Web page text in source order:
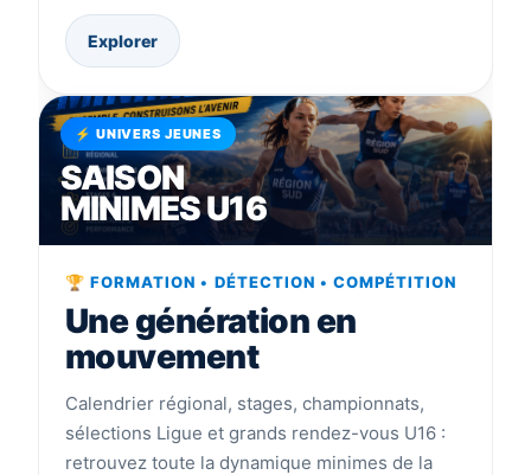
Explorer
⚡ UNIVERS JEUNES
SAISON
MINIMES U16
🏆 FORMATION • DÉTECTION • COMPÉTITION
Une génération en
mouvement
Calendrier régional, stages, championnats,
sélections Ligue et grands rendez-vous U16 :
retrouvez toute la dynamique minimes de la